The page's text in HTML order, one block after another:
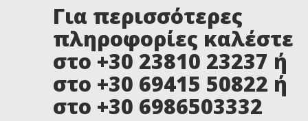
Για περισσότερες
πληροφορίες καλέστε
στο +30 23810 23237 ή
στο +30 69415 50822 ή
στο +30 6986503332